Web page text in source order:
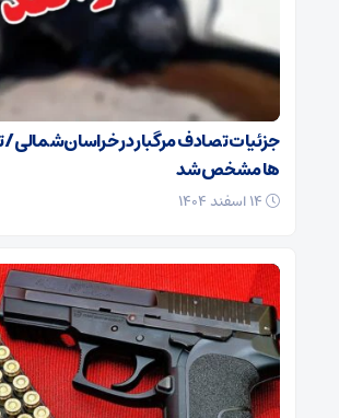
جزئیات تصادف مرگبار در خراسان‌شمالی/
ها مشخص شد